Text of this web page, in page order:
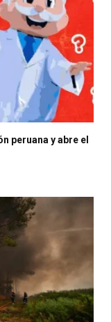
peruana y abre el